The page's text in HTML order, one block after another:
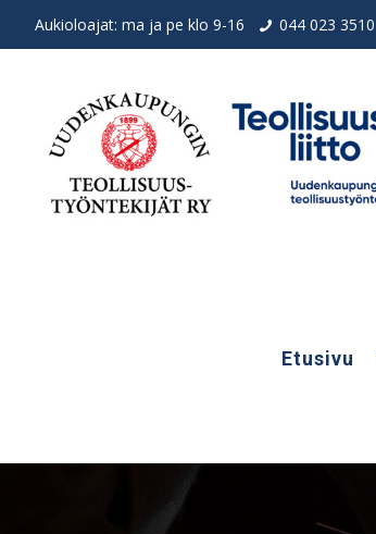
Aukioloajat: ma ja pe klo 9-16 044 023 3510
Etusivu